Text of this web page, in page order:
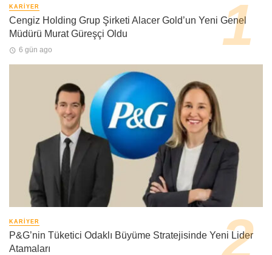
KARIYER
Cengiz Holding Grup Şirketi Alacer Gold’un Yeni Genel
Müdürü Murat Güreşçi Oldu
6 gün ago
KARIYER
P&G’nin Tüketici Odaklı Büyüme Stratejisinde Yeni Lider
Atamaları